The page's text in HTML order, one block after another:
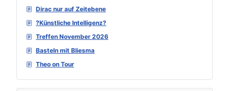
Dirac nur auf Zeitebene
?Künstliche Intelligenz?
Treffen November 2026
Basteln mit Bliesma
Theo on Tour